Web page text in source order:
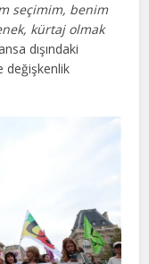
seçimim, benim
kürtaj olmak
dışındaki
değişkenlik